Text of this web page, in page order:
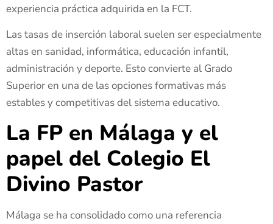
experiencia práctica adquirida en la FCT.
Las tasas de inserción laboral suelen ser especialmente
altas en sanidad, informática, educación infantil,
administración y deporte. Esto convierte al Grado
Superior en una de las opciones formativas más
estables y competitivas del sistema educativo.
La FP en Málaga y el
papel del Colegio El
Divino Pastor
Málaga se ha consolidado como una referencia